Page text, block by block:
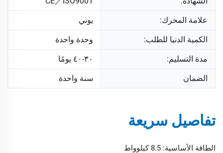
علامة المحرك: يوني
الكمية الدنيا للطلب: وحدة واحدة
مدة التسليم: ٣٠-٤٠ يومًا
الضمان سنة واحدة
تفاصيل سريعة
الطاقة الأساسية: 8.5 كيلوواط